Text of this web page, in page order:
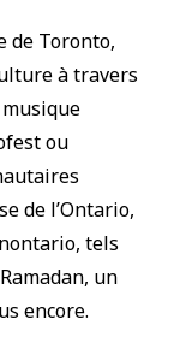
de Toronto,
à travers
ou
de l’Ontario,
tels
un
encore.